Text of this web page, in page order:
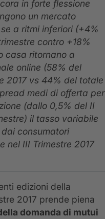
in forte flessione
un mercato
a ritmi inferiori (+4%
contro +18%
casa ritornano a
online (58% del
2017 vs 44% del totale
medi di offerta per
(dallo 0,5% del II
il tasso variabile
consumatori
nel III Trimestre 2017
edizioni della
2017 prende piena
domanda di mutui